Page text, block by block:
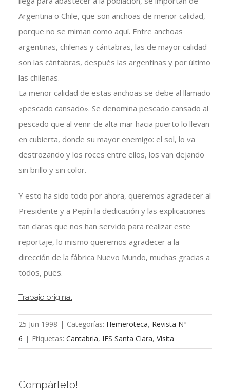
Argentina o Chile, que son anchoas de menor calidad,
porque no se miman como aquí. Entre anchoas
argentinas, chilenas y cántabras, las de mayor calidad
son las cántabras, después las argentinas y por último
las chilenas.
La menor calidad de estas anchoas se debe al llamado
«pescado cansado». Se denomina pescado cansado al
pescado que al venir de alta mar hacia puerto lo llevan
en cubierta, donde su mayor enemigo: el sol, lo va
destrozando y los roces entre ellos, los van dejando
sin brillo y sin color.
Y esto ha sido todo por ahora, queremos agradecer al
Presidente y a Pepín la dedicación y las explicaciones
tan claras que nos han servido para realizar este
reportaje, lo mismo queremos agradecer a la
dirección de la fábrica Nuevo Mundo, muchas gracias a
todos, pues.
Trabajo original
25 Jun 1998 | Categorías: Hemeroteca, Revista Nº
6 | Etiquetas: Cantabria, IES Santa Clara, Visita
Compártelo!